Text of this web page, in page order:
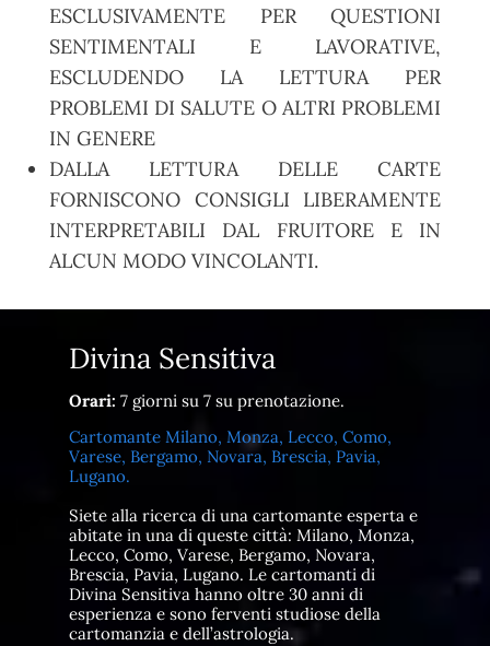
ESCLUSIVAMENTE PER QUESTIONI
SENTIMENTALI E LAVORATIVE,
ESCLUDENDO LA LETTURA PER
PROBLEMI DI SALUTE O ALTRI PROBLEMI
IN GENERE
DALLA LETTURA DELLE CARTE
FORNISCONO CONSIGLI LIBERAMENTE
INTERPRETABILI DAL FRUITORE E IN
ALCUN MODO VINCOLANTI.
Divina Sensitiva
Orari: 7 giorni su 7 su prenotazione.
Cartomante Milano, Monza, Lecco, Como,
Varese, Bergamo, Novara, Brescia, Pavia,
Lugano.
Siete alla ricerca di una cartomante esperta e
abitate in una di queste città: Milano, Monza,
Lecco, Como, Varese, Bergamo, Novara,
Brescia, Pavia, Lugano. Le cartomanti di
Divina Sensitiva hanno oltre 30 anni di
esperienza e sono ferventi studiose della
cartomanzia e dell’astrologia.